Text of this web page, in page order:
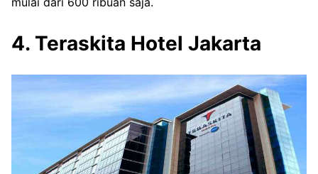
4. Teraskita Hotel Jakarta